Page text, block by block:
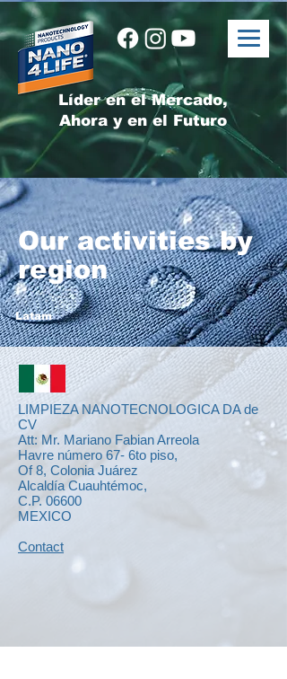
Líder en el Mercado,
Ahora y en el Futuro
Our activities by
region
Latam
LIMPIEZA NANOTECNOLOGICA DA de
CV
Att: Mr. Mariano Fabian Arreola
Havre número 67- 6to piso,
Of 8, Colonia Juárez
Alcaldía Cuauhtémoc,
C.P. 06600
MEXICO
Contact